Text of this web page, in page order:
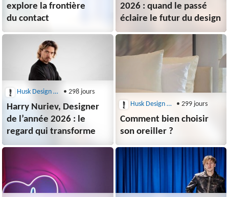
explore la frontière
du contact
2026 : quand le passé
éclaire le futur du design
Husk Design Blog • 298 jours
Harry Nuriev, Designer
de l’année 2026 : le
regard qui transforme
Husk Design Blog • 299 jours
Comment bien choisir
son oreiller ?